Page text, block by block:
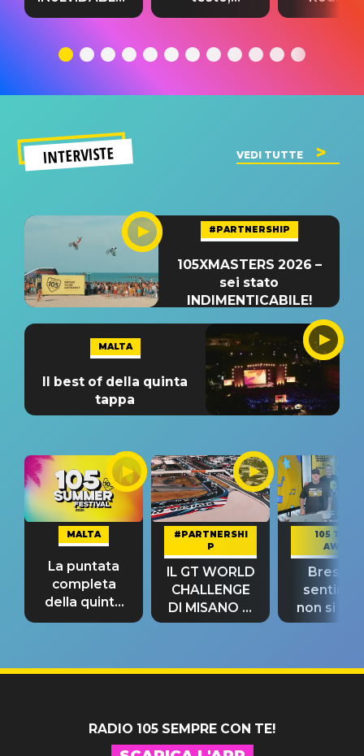
testo,
significato
traduzione e
del singolo
testo,
INTERVISTE VEDI TUTTE
#PARTNERSHIP
105XMASTERS 2026 –
sei stato
INDIMENTICABILE!
MALTA
Il best of della quinta
tappa
MALTA
La puntata
completa
della quinta
tappa
#PARTNERSHI
P
IL GT WORLD
CHALLENGE
DI MISANO si
riconferma
105 TAKE
AWAY
Bresh:
non si
fino alla
RADIO 105 SEMPRE CON TE!